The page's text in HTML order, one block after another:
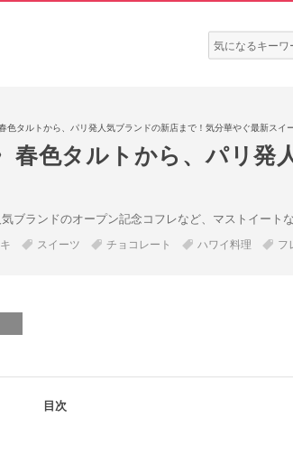
検
索:
色タルトから、パリ発人気ブランドの新店まで！気分華やぐ最新スイ
春色タルトから、パリ
ブランドのオープン記念コフレなど、マストイート
スイーツ チョコレート ハワイ料理 フ
目次